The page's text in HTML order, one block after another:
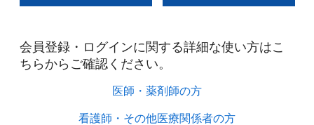
会員登録・ログインに関する詳細な使い方はこ
ちらからご確認ください。​
医師・薬剤師の方​
看護師・その他医療関係者の方​